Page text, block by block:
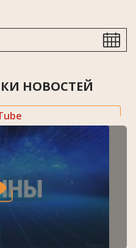
НОВОСТЕЙ